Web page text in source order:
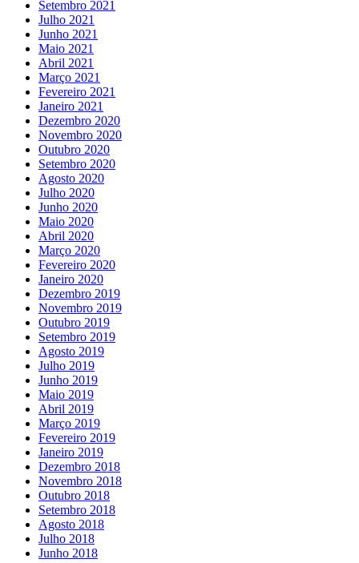
Setembro 2021
Julho 2021
Junho 2021
Maio 2021
Abril 2021
Março 2021
Fevereiro 2021
Janeiro 2021
Dezembro 2020
Novembro 2020
Outubro 2020
Setembro 2020
Agosto 2020
Julho 2020
Junho 2020
Maio 2020
Abril 2020
Março 2020
Fevereiro 2020
Janeiro 2020
Dezembro 2019
Novembro 2019
Outubro 2019
Setembro 2019
Agosto 2019
Julho 2019
Junho 2019
Maio 2019
Abril 2019
Março 2019
Fevereiro 2019
Janeiro 2019
Dezembro 2018
Novembro 2018
Outubro 2018
Setembro 2018
Agosto 2018
Julho 2018
Junho 2018